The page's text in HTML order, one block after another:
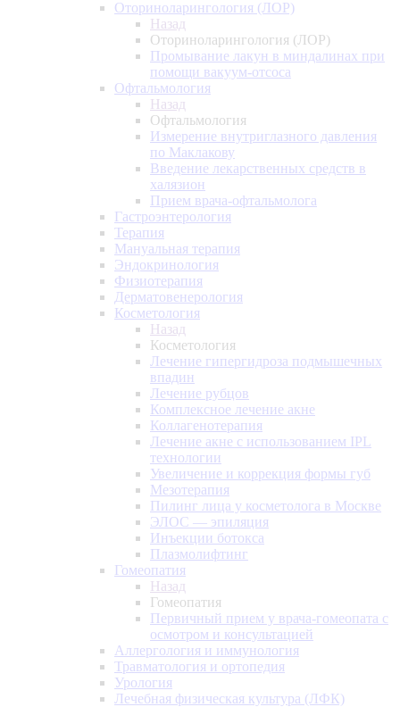
Оториноларингология (ЛОР)
Назад
Оториноларингология (ЛОР)
Промывание лакун в миндалинах при
помощи вакуум-отсоса
Офтальмология
Назад
Офтальмология
Измерение внутриглазного давления
по Маклакову
Введение лекарственных средств в
халязион
Прием врача-офтальмолога
Гастроэнтерология
Терапия
Мануальная терапия
Эндокринология
Физиотерапия
Дерматовенерология
Косметология
Назад
Косметология
Лечение гипергидроза подмышечных
впадин
Лечение рубцов
Комплексное лечение акне
Коллагенотерапия
Лечение акне с использованием IPL
технологии
Увеличение и коррекция формы губ
Мезотерапия
Пилинг лица у косметолога в Москве
ЭЛОС — эпиляция
Инъекции ботокса
Плазмолифтинг
Гомеопатия
Назад
Гомеопатия
Первичный прием у врача-гомеопата с
осмотром и консультацией
Аллергология и иммунология
Травматология и ортопедия
Урология
Лечебная физическая культура (ЛФК)